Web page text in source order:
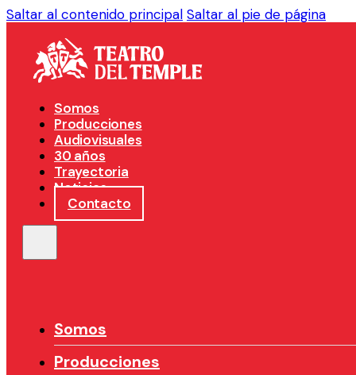
Saltar al contenido principal Saltar al pie de página
Somos
Producciones
Audiovisuales
30 años
Trayectoria
Noticias
Contacto
Somos
Producciones